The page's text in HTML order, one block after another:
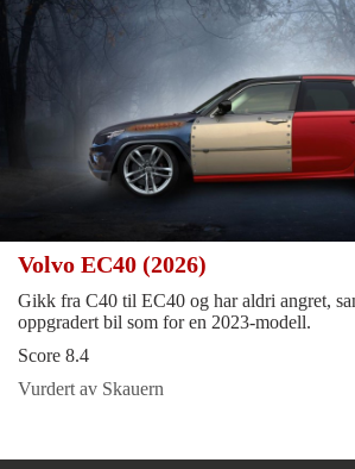
Volvo EC40 (2026)
Gikk fra C40 til EC40 og har aldri angret,
oppgradert bil som for en 2023-modell.
Score 8.4
Vurdert av Skauern